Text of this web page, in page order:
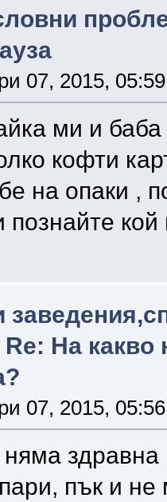
07, 2015,
ми и баба
кофти
на опаки ,
познайте кой
Re: На какво
07, 2015,
пък и